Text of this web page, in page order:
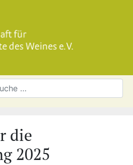
die
2025